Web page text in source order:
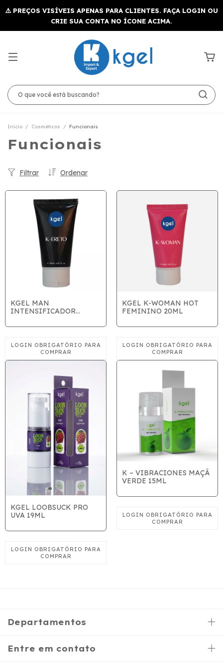
Início / Cosméticos / Funcionais
Funcionais
Ordenar
Filtrar
KGEL MAN
INTENSIFICADOR
KGEL K-WOMAN HOT
FEMININO 20ML
KGEL LOOBSUCK PRO
UVA 19ML
K – VIBRACIONES MAÇÃ
VERDE 15ML
Departamentos
Entre em contato